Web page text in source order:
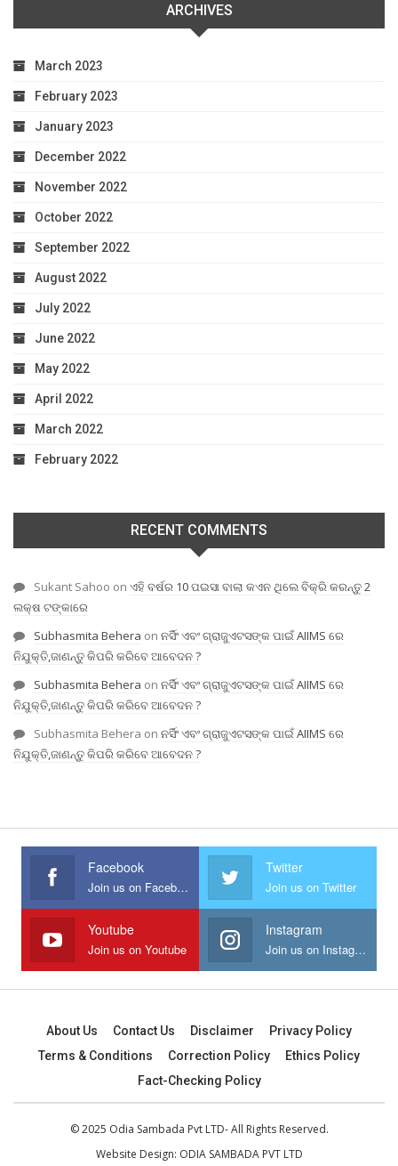
ARCHIVES
March 2023
February 2023
January 2023
December 2022
November 2022
October 2022
September 2022
August 2022
July 2022
June 2022
May 2022
April 2022
March 2022
February 2022
RECENT COMMENTS
Sukant Sahoo on ଏହି ବର୍ଷର 10 ପଇସା ବାଲା କଏନ ଥିଲେ ବିକ୍ରି କରନ୍ତୁ 2
ଲକ୍ଷ ଟଙ୍କାରେ
Subhasmita Behera on ନର୍ସିଂ ଏବଂ ଗ୍ରାଜୁଏଟସଙ୍କ ପାଇଁ AIIMS ରେ
ନିଯୁକ୍ତି,ଜାଣନ୍ତୁ କିପରି କରିବେ ଆବେଦନ ?
Subhasmita Behera on ନର୍ସିଂ ଏବଂ ଗ୍ରାଜୁଏଟସଙ୍କ ପାଇଁ AIIMS ରେ
ନିଯୁକ୍ତି,ଜାଣନ୍ତୁ କିପରି କରିବେ ଆବେଦନ ?
Subhasmita Behera on ନର୍ସିଂ ଏବଂ ଗ୍ରାଜୁଏଟସଙ୍କ ପାଇଁ AIIMS ରେ
ନିଯୁକ୍ତି,ଜାଣନ୍ତୁ କିପରି କରିବେ ଆବେଦନ ?
Facebook
Join us on Facebook
Twitter
Join us on Twitter
Youtube
Join us on Youtube
Instagram
Join us on Instagram
About Us Contact Us Disclaimer
Privacy Policy
Terms & Conditions
Correction Policy
Ethics Policy
Fact-Checking Policy
© 2025 Odia Sambada Pvt LTD- All Rights Reserved.
Website Design: ODIA SAMBADA PVT LTD